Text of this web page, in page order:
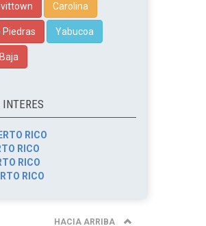
Carolina
Piedras Yabucoa
RICO
RICO
RICO
RICO
HACIA ARRIBA